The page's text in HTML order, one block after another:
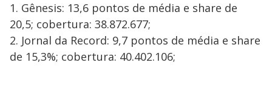
1. Gênesis: 13,6 pontos de média e share de
20,5; cobertura: 38.872.677;
2. Jornal da Record: 9,7 pontos de média e share
de 15,3%; cobertura: 40.402.106;